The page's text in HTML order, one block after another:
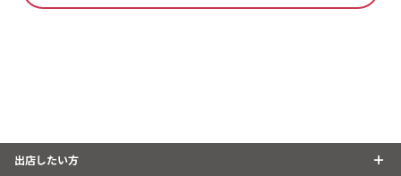
出店したい方